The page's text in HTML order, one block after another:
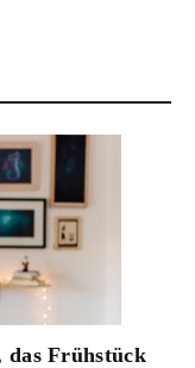
das Frühstück